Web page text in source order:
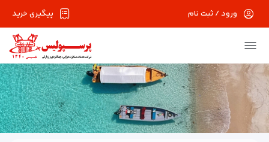
پیگیری خرید ورود / ثبت نام